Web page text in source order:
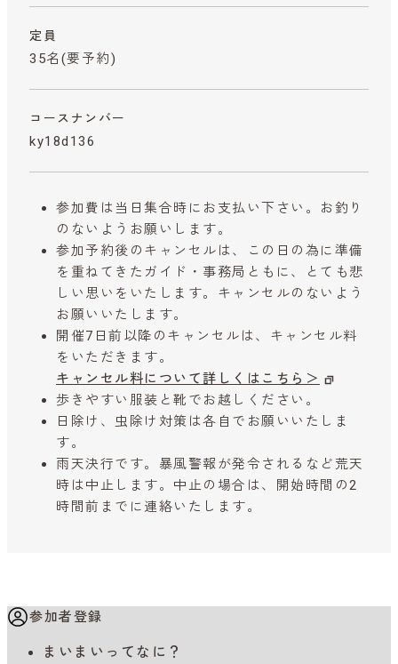
定員
35名(要予約)
コースナンバー
ky18d136
参加費は当日集合時にお支払い下さい。お釣り
のないようお願いします。
参加予約後のキャンセルは、この日の為に準備
を重ねてきたガイド・事務局ともに、とても悲
しい思いをいたします。キャンセルのないよう
お願いいたします。
開催7日前以降のキャンセルは、キャンセル料
をいただきます。
キャンセル料について詳しくはこちら＞
歩きやすい服装と靴でお越しください。
日除け、虫除け対策は各自でお願いいたしま
す。
雨天決行です。暴風警報が発令されるなど荒天
時は中止します。中止の場合は、開始時間の2
時間前までに連絡いたします。
参加者登録
まいまいってなに？